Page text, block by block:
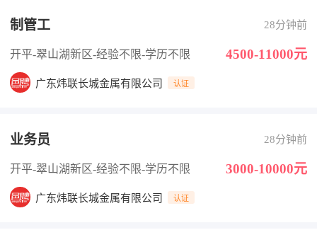
制管工 28分钟前
开平-翠山湖新区-经验不限-学历不限 4500-11000元
广东炜联长城金属有限公司 认证
业务员 28分钟前
开平-翠山湖新区-经验不限-学历不限 3000-10000元
广东炜联长城金属有限公司 认证